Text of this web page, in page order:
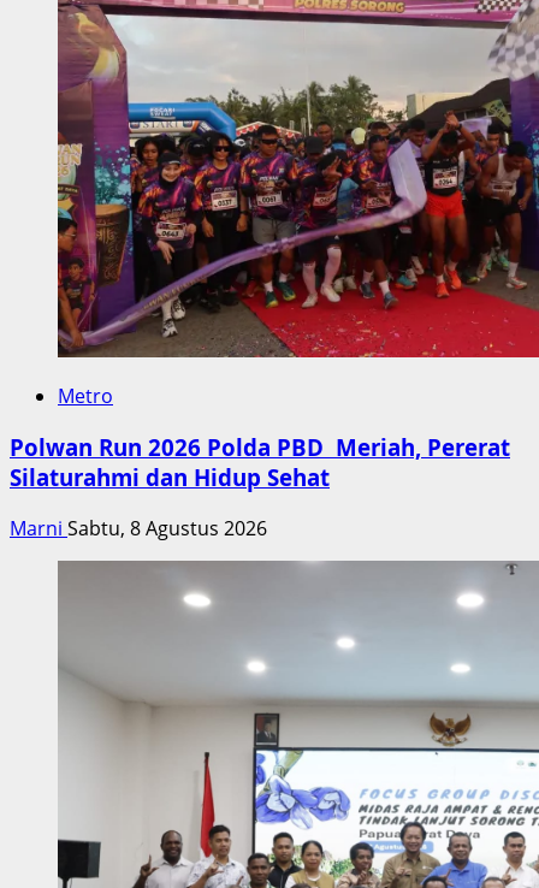
Metro
Polwan Run 2026 Polda PBD Meriah, Pererat
Silaturahmi dan Hidup Sehat
Marni Sabtu, 8 Agustus 2026